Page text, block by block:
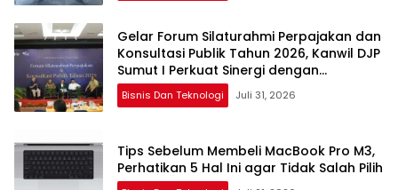
Gelar Forum Silaturahmi Perpajakan dan
Konsultasi Publik Tahun 2026, Kanwil DJP
Sumut I Perkuat Sinergi dengan
Pemangku Kepentingan
Bisnis Dan Teknologi Juli 31, 2026
Tips Sebelum Membeli MacBook Pro M3,
Perhatikan 5 Hal Ini agar Tidak Salah Pilih